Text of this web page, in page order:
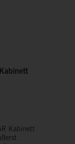
Kabinett